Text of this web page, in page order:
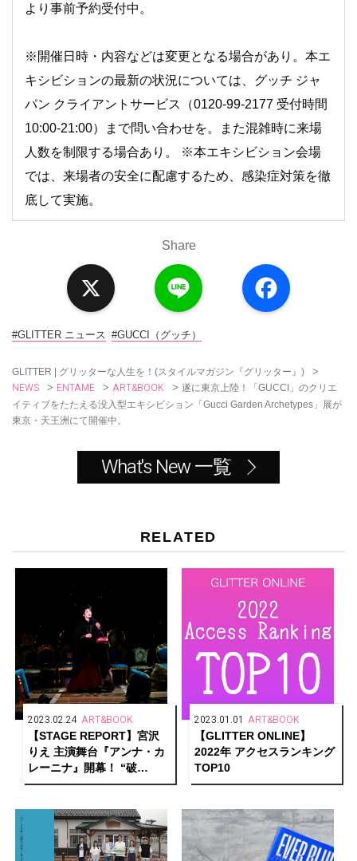
より事前予約受付中。
※開催日時・内容などは変更となる場合があり。本エ
キシビションの最新の状況については、グッチ ジャ
パン クライアントサービス（0120-99-2177 受付時間
10:00-21:00）まで問い合わせを。また混雑時に来場
人数を制限する場合あり。 ※本エキシビション会場
では、来場者の安全に配慮するため、感染症対策を徹
底して実施。
Share
a
c
#GLITTER ニュース #GUCCI（グッチ）
GLITTER | グリッターな人生を！(スタイルマガジン『グリッター』) >
NEWS > ENTAME > ART&BOOK > 遂に東京上陸！「GUCCI」のクリエ
イティブをたたえる没入型エキシビション「Gucci Garden Archetypes」展が
東京・天王洲にて開催中。
What's New 一覧
RELATED
2023.02.24 ART&BOOK
【STAGE REPORT】宮沢
りえ 主演舞台『アンナ・カ
レーニナ』開幕！ “破
滅“と“希望”、それぞれの真
繊細に描く！
2023.01.01 ART&BOOK
【GLITTER ONLINE】
2022年 アクセスランキング
TOP10